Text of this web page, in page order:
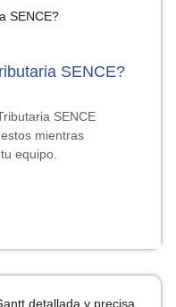
SENCE?
SENCE
mientras
equipo.